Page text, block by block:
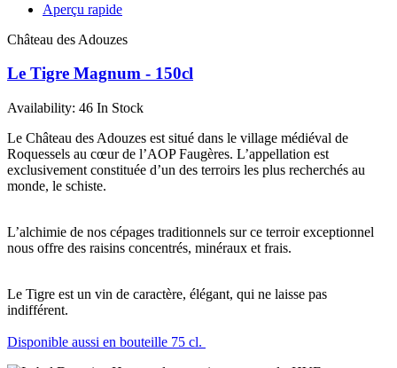
Aperçu rapide
Château des Adouzes
Le Tigre Magnum - 150cl
Availability: 46 In Stock
Le Château des Adouzes est situé dans le village médiéval de
Roquessels au cœur de l’AOP Faugères. L’appellation est
exclusivement constituée d’un des terroirs les plus recherchés au
monde, le schiste.
L’alchimie de nos cépages traditionnels sur ce terroir exceptionnel
nous offre des raisins concentrés, minéraux et frais.
Le Tigre est un vin de caractère, élégant, qui ne laisse pas
indifférent.
Disponible aussi en bouteille 75 cl.